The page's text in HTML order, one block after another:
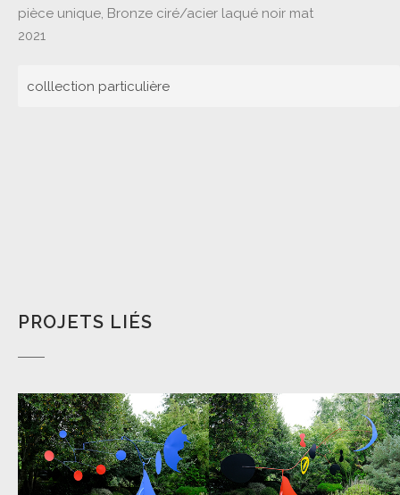
pièce unique, Bronze ciré/acier laqué noir mat
2021
colllection particulière
PROJETS LIÉS